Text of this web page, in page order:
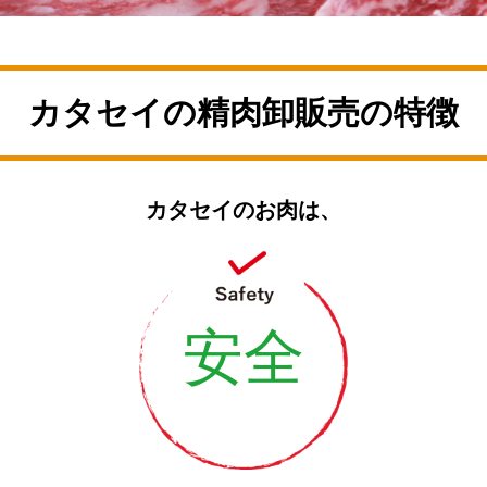
カタセイの精肉卸販売の特徴
カタセイのお肉は、
安全